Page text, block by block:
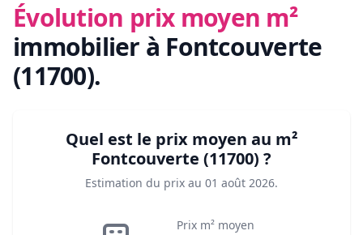
Évolution prix moyen m²
immobilier à Fontcouverte
(11700).
Quel est le prix moyen au m²
Fontcouverte (11700) ?
Estimation du prix au 01 août 2026.
Prix m² moyen